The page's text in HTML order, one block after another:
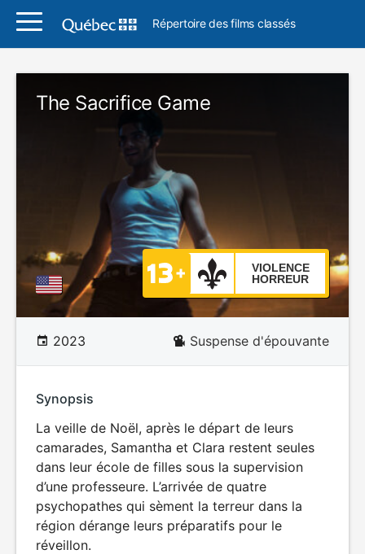
Répertoire des films classés
The Sacrifice Game
VIOLENCE
HORREUR
2023 Suspense d'épouvante
Synopsis
La veille de Noël, après le départ de leurs
camarades, Samantha et Clara restent seules
dans leur école de filles sous la supervision
d’une professeure. L’arrivée de quatre
psychopathes qui sèment la terreur dans la
région dérange leurs préparatifs pour le
réveillon.